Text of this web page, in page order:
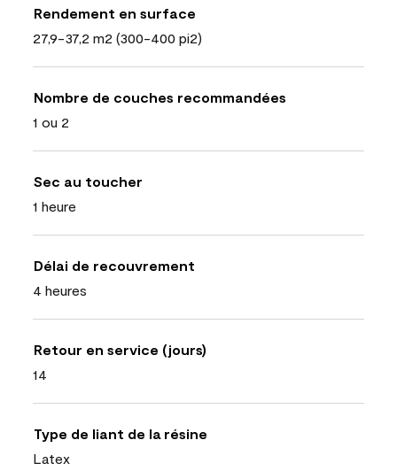
Rendement en surface
27,9-37,2 m2 (300-400 pi2)
Nombre de couches recommandées
1 ou 2
Sec au toucher
1 heure
Délai de recouvrement
4 heures
Retour en service (jours)
14
Type de liant de la résine
Latex